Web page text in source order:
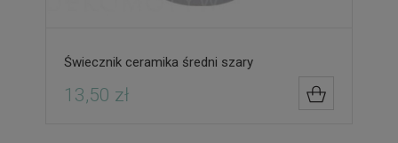
Świecznik ceramika średni szary
13,50 zł